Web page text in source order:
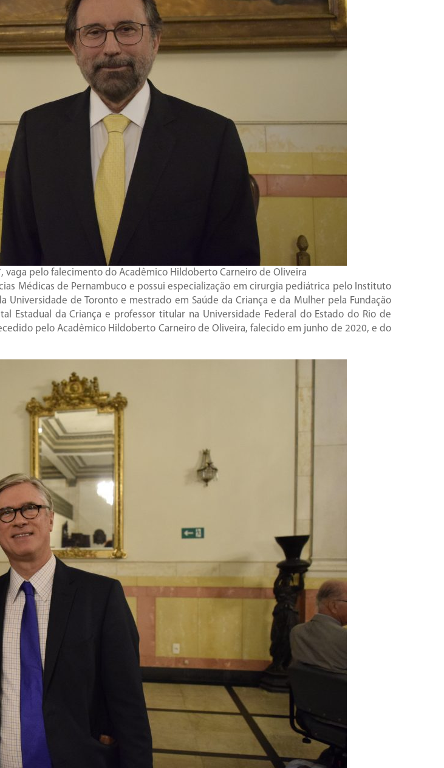
vaga pelo falecimento do Acadêmico Hildoberto Carneiro de Oliveira
Médicas de Pernambuco e possui especialização em cirurgia pediátrica pelo Instituto
Universidade de Toronto e mestrado em Saúde da Criança e da Mulher pela Fundação
Estadual da Criança e professor titular na Universidade Federal do Estado do Rio de
pelo Acadêmico Hildoberto Carneiro de Oliveira, falecido em junho de 2020, e do